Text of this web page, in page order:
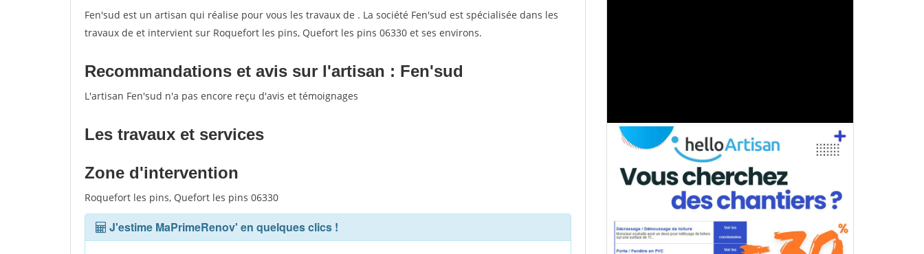
Fen'sud est un artisan qui réalise pour vous les travaux de . La société Fen'sud est spécialisée dans les
travaux de et intervient sur Roquefort les pins, Quefort les pins 06330 et ses environs.
Recommandations et avis sur l'artisan : Fen'sud
L'artisan Fen'sud n'a pas encore reçu d'avis et témoignages
Les travaux et services
Zone d'intervention
Roquefort les pins, Quefort les pins 06330